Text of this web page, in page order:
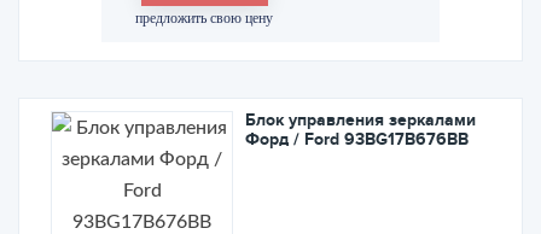
предложить свою цену
Блок управления зеркалами
Форд / Ford 93BG17B676BB